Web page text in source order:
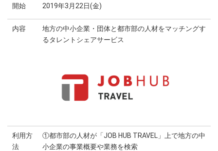
開始 2019年3月22日(金)
内容
地方の中小企業・団体と都市部の人材をマッチングす
るタレントシェアサービス
利用方
法
①都市部の人材が「JOB HUB TRAVEL」上で地方の中
小企業の事業概要や業務を検索